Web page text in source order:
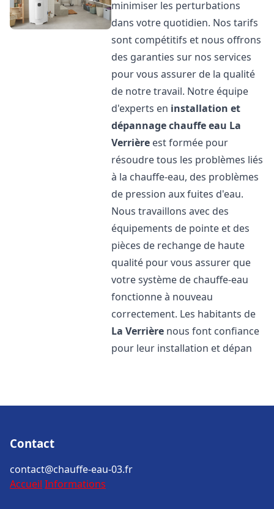
minimiser les perturbations
dans votre quotidien. Nos tarifs
sont compétitifs et nous offrons
des garanties sur nos services
pour vous assurer de la qualité
de notre travail. Notre équipe
d'experts en installation et
dépannage chauffe eau La
Verrière est formée pour
résoudre tous les problèmes liés
à la chauffe-eau, des problèmes
de pression aux fuites d'eau.
Nous travaillons avec des
équipements de pointe et des
pièces de rechange de haute
qualité pour vous assurer que
votre système de chauffe-eau
fonctionne à nouveau
correctement. Les habitants de
La Verrière nous font confiance
pour leur installation et dépan
Contact
contact@chauffe-eau-03.fr
Accueil Informations